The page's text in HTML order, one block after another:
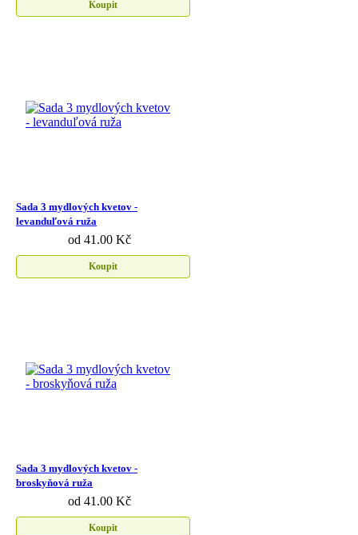
Koupit
Sada 3 mydlových kvetov -
levanduľová ruža
od 41.00 Kč
Koupit
Sada 3 mydlových kvetov -
broskyňová ruža
od 41.00 Kč
Koupit